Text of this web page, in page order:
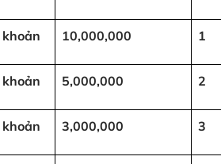
10,000,000 1
5,000,000 2
3,000,000 3